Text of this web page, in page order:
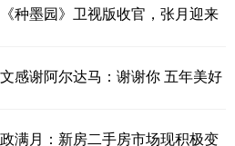
种墨园》卫视版收官，张月迎来
感谢阿尔达马：谢谢你 五年美好
满月：新房二手房市场现积极变